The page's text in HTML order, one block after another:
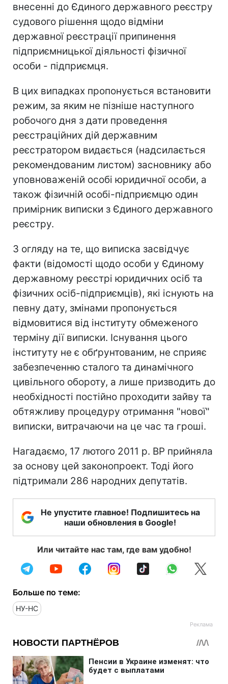
внесенні до Єдиного державного реєстру
судового рішення щодо відміни
державної реєстрації припинення
підприємницької діяльності фізичної
особи - підприємця.
В цих випадках пропонується встановити
режим, за яким не пізніше наступного
робочого дня з дати проведення
реєстраційних дій державним
реєстратором видається (надсилається
рекомендованим листом) засновнику або
уповноваженій особі юридичної особи, а
також фізичній особі-підприємцю один
примірник виписки з Єдиного державного
реєстру.
З огляду на те, що виписка засвідчує
факти (відомості щодо особи у Єдиному
державному реєстрі юридичних осіб та
фізичних осіб-підприємців), які існують на
певну дату, змінами пропонується
відмовитися від інституту обмеженого
терміну дії виписки. Існування цього
інституту не є обґрунтованим, не сприяє
забезпеченню сталого та динамічного
цивільного обороту, а лише призводить до
необхідності постійно проходити зайву та
обтяжливу процедуру отримання "нової"
виписки, витрачаючи на це час та гроші.
Нагадаємо, 17 лютого 2011 р. ВР прийняла
за основу цей законопроект. Тоді його
підтримали 286 народних депутатів.
Не упустите главное! Подпишитесь на
наши обновления в Google!
Или читайте нас там, где вам удобно!
Больше по теме:
НУ-НС